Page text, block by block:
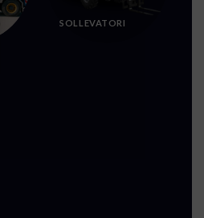
SOLLEVATORI